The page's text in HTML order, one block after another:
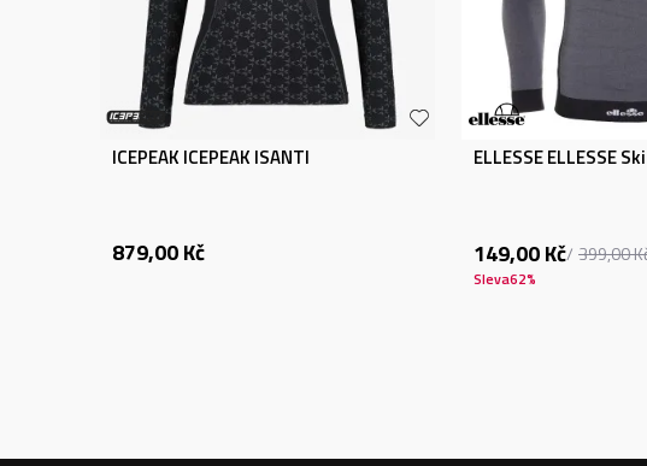
ICEPEAK ICEPEAK ISANTI
879,00Kč
ELLESSE ELLESSE Ski
149,00Kč 399,00
Sleva62%